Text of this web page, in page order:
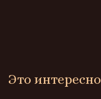
Это интересно